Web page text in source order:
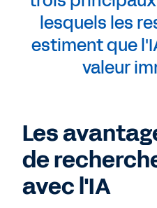
lesquels les
estiment que
valeur
Les
de
avec l'IA